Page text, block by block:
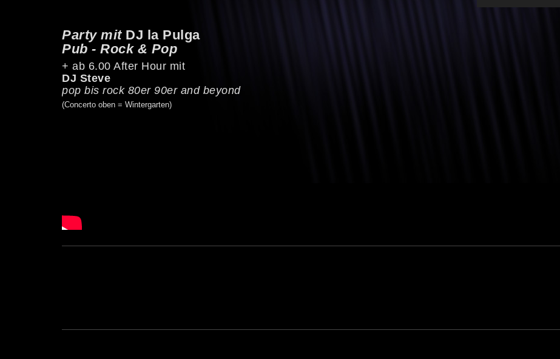
Party mitDJ la Pulga
Pub - Rock & Pop
+ ab 6.00 After Hour mit
DJ Steve
pop bis rock 80er 90er and beyond
(Concerto oben = Wintergarten)